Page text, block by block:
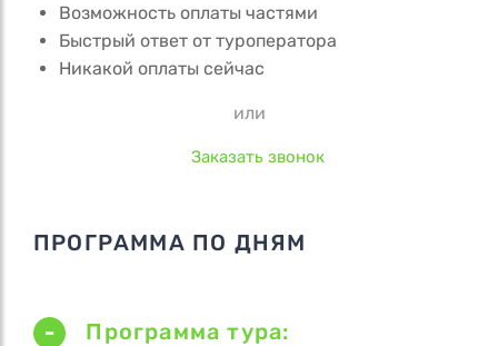
Возможность оплаты частями
Быстрый ответ от туроператора
Никакой оплаты сейчас
или
Заказать звонок
ПРОГРАММА ПО ДНЯМ
Программа тура: